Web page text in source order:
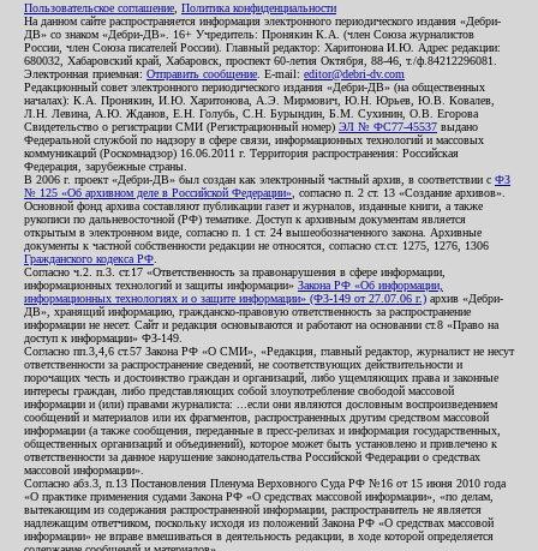
Пользовательское соглашение Политика конфиденциальности
На данном сайте распространяется информация электронного периодического издания «Дебри-
ДВ» со знаком «Дебри-ДВ». 16+ Учредитель: Пронякин К.А. (член Союза журналистов
России, член Союза писателей России). Главный редактор: Харитонова И.Ю. Адрес редакции:
680032, Хабаровский край, Хабаровск, проспект 60-летия Октября, 88-46, т./ф.84212296081.
Электронная приемная: Отправить сообщение . E-mail: editor@debri-dv.com
Редакционный совет электронного периодического издания «Дебри-ДВ» (на общественных
началах): К.А. Пронякин, И.Ю. Харитонова, А.Э. Мирмович, Ю.Н. Юрьев, Ю.В. Ковалев,
Л.Н. Левина, А.Ю. Жданов, Е.Н. Голубь, С.Н. Бурындин, Б.М. Сухинин, О.В. Егорова
Свидетельство о регистрации СМИ (Регистрационный номер) ЭЛ № ФС77-45537 выдано
Федеральной службой по надзору в сфере связи, информационных технологий и массовых
коммуникаций (Роскомнадзор) 16.06.2011 г. Территория распространения: Российская
Федерация, зарубежные страны.
В 2006 г. проект «Дебри-ДВ» был создан как электронный частный архив, в соответствии с ФЗ
№ 125 «Об архивном деле в Российской Федерации» , согласно п. 2 ст. 13 «Создание архивов».
Основной фонд архива составляют публикации газет и журналов, изданные книги, а также
рукописи по дальневосточной (РФ) тематике. Доступ к архивным документам является
открытым в электронном виде, согласно п. 1 ст. 24 вышеобозначенного закона. Архивные
документы к частной собственности редакции не относятся, согласно ст.ст. 1275, 1276, 1306
Гражданского кодекса РФ
Согласно ч.2. п.3. ст.17 «Ответственность за правонарушения в сфере информации,
информационных технологий и защиты информации» Закона РФ «Об информации,
информационных технологиях и о защите информации» (ФЗ-149 от 27.07.06 г.) архив «Дебри-
ДВ», хранящий информацию, гражданско-правовую ответственность за распространение
информации не несет. Сайт и редакция основываются и работают на основании ст.8 «Право на
доступ к информации» ФЗ-149.
Согласно пп.3,4,6 ст.57 Закона РФ «О СМИ», «Редакция, главный редактор, журналист не несут
ответственности за распространение сведений, не соответствующих действительности и
порочащих честь и достоинство граждан и организаций, либо ущемляющих права и законные
интересы граждан, либо представляющих собой злоупотребление свободой массовой
информации и (или) правами журналиста: ...если они являются дословным воспроизведением
сообщений и материалов или их фрагментов, распространенных другим средством массовой
информации (а также сообщения, переданные в пресс-релизах и информация государственных,
общественных организаций и объединений), которое может быть установлено и привлечено к
ответственности за данное нарушение законодательства Российской Федерации о средствах
массовой информации».
Согласно абз.3, п.13 Постановления Пленума Верховного Суда РФ №16 от 15 июня 2010 года
«О практике применения судами Закона РФ «О средствах массовой информации», «по делам,
вытекающим из содержания распространенной информации, распространитель не является
надлежащим ответчиком, поскольку исходя из положений Закона РФ «О средствах массовой
информации» не вправе вмешиваться в деятельность редакции, в ходе которой определяется